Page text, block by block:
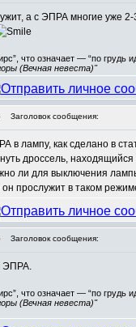
а с ЭПРА многие уже
что означает — “по грудь
(Вечная невеста)"
Заголовок сообщения:
в лампу, как сделано в
дроссель,
ли для выключения
прослужит в таком
Заголовок сообщения:
ЭПРА.
что означает — “по грудь
(Вечная невеста)"